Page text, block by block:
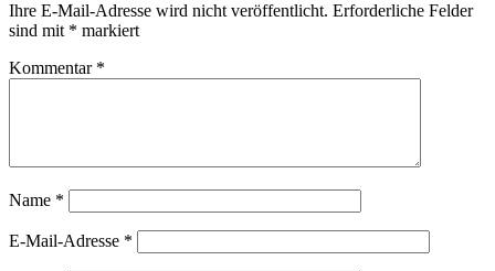
Ihre E-Mail-Adresse wird nicht veröffentlicht. Erforderliche Felder
sind mit * markiert
Kommentar *
Name *
E-Mail-Adresse *